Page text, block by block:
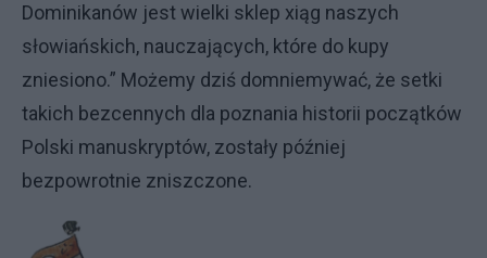
Dominikanów jest wielki sklep xiąg naszych
słowiańskich, nauczających, które do kupy
zniesiono.” Możemy dziś domniemywać, że setki
takich bezcennych dla poznania historii początków
Polski manuskryptów, zostały później
bezpowrotnie zniszczone.